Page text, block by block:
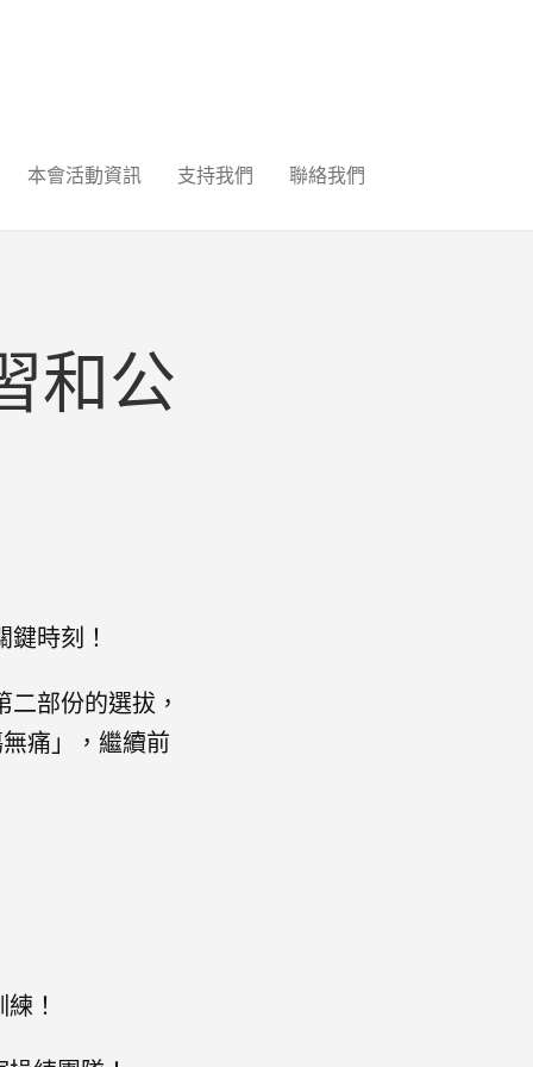
本會活動資訊 支持我們
聯絡我們
和公
時刻！
部份的選拔，
痛」，繼續前
！